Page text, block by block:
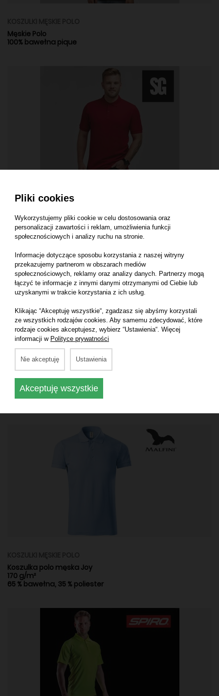
Męskie Polo
100% bawełna pique
KOSZULKI MĘSKIE POLO
65% poliester, 35% bawełna pique
KOSZULKI MĘSKIE POLO
Polo męskie z długim rękawem ID
180 g/m²
100% bawełna, preshrunk oraz ring‑spun.
Koszulka polo męska Joy
170 g/m²
65 % bawełna, 35 % poliester
Pliki cookies
Wykorzystujemy pliki cookie w celu dostosowania oraz
personalizacji zawartości i reklam, umożliwienia funkcji
społecznościowych i analizy ruchu na stronie.
Informacje dotyczące sposobu korzystania z naszej witryny
przekazujemy partnerom w obszarach mediów
społecznościowych, reklamy oraz analizy danych. Partnerzy mogą
łączyć te informacje z innymi danymi otrzymanymi od Ciebie lub
uzyskanymi w trakcie korzystania z ich usług.
Klikając “Akceptuję wszystkie“, zgadzasz się abyśmy korzystali
ze wszystkich rodzajów cookies. Aby samemu zdecydować, które
rodzaje cookies akceptujesz, wybierz “Ustawienia“. Więcej
informacji w Polityce prywatności
Nie akceptuję Ustawienia
Akceptuję wszystkie